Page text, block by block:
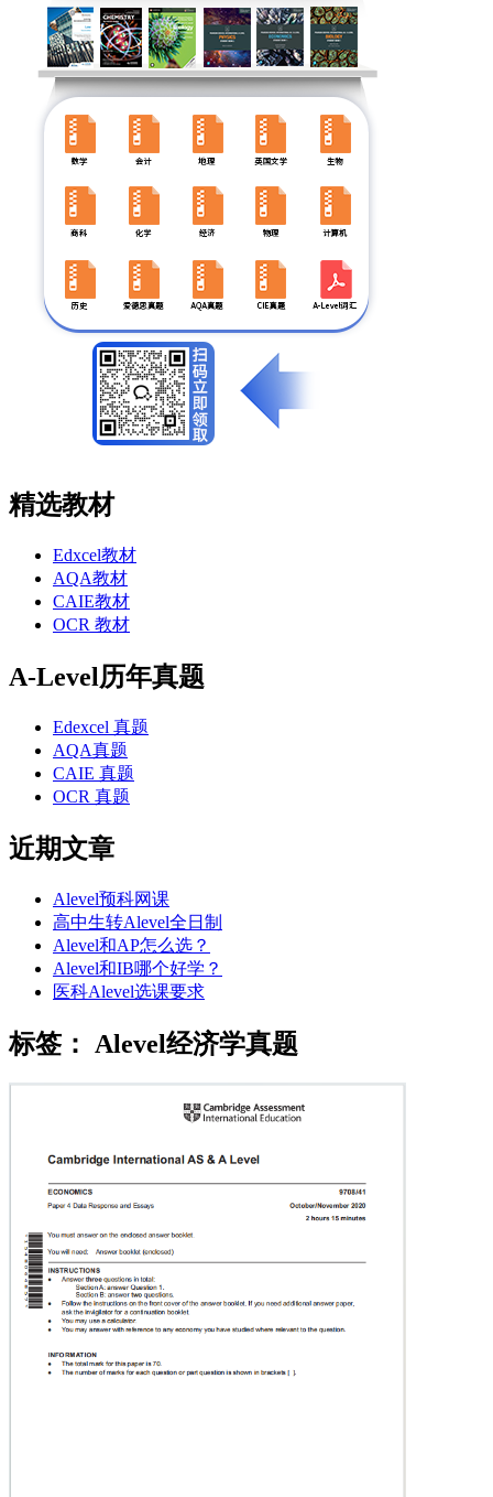
精选教材
Edxcel教材
AQA教材
CAIE教材
OCR 教材
A-Level历年真题
Edexcel 真题
AQA真题
CAIE 真题
OCR 真题
近期文章
Alevel预科网课
高中生转Alevel全日制
Alevel和AP怎么选？
Alevel和IB哪个好学？
医科Alevel选课要求
标签： Alevel经济学真题